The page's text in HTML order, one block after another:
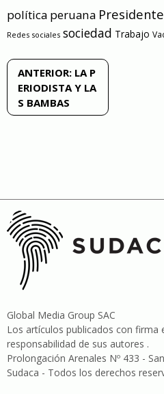
política peruana
Redes sociales sociedad Trabajo
Navegación
de
entradas
ANTERIOR: LA P
ERIODISTA Y LA
S BAMBAS
Global Media Group SAC
Los artículos publicados con firma
responsabilidad de sus autores .
Prolongación Arenales Nº 433 -
Sudaca - Todos los derechos